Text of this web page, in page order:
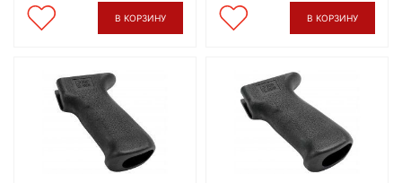
В КОРЗИНУ В КОРЗИНУ